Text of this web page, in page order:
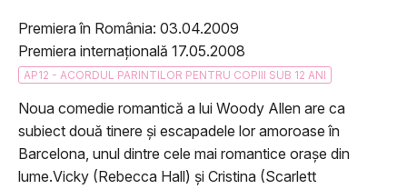
Premiera în România: 03.04.2009
Premiera internațională 17.05.2008
AP12 - ACORDUL PARINTILOR PENTRU COPIII SUB 12 ANI
Noua comedie romantică a lui Woody Allen are ca
subiect două tinere și escapadele lor amoroase în
Barcelona, unul dintre cele mai romantice orașe din
lume.Vicky (Rebecca Hall) și Cristina (Scarlett